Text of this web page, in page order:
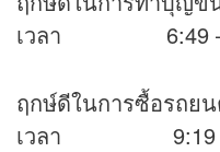
เวลา 6:49 –
ฤกษ์ดีในการซื้อรถย
เวลา 9:19 –